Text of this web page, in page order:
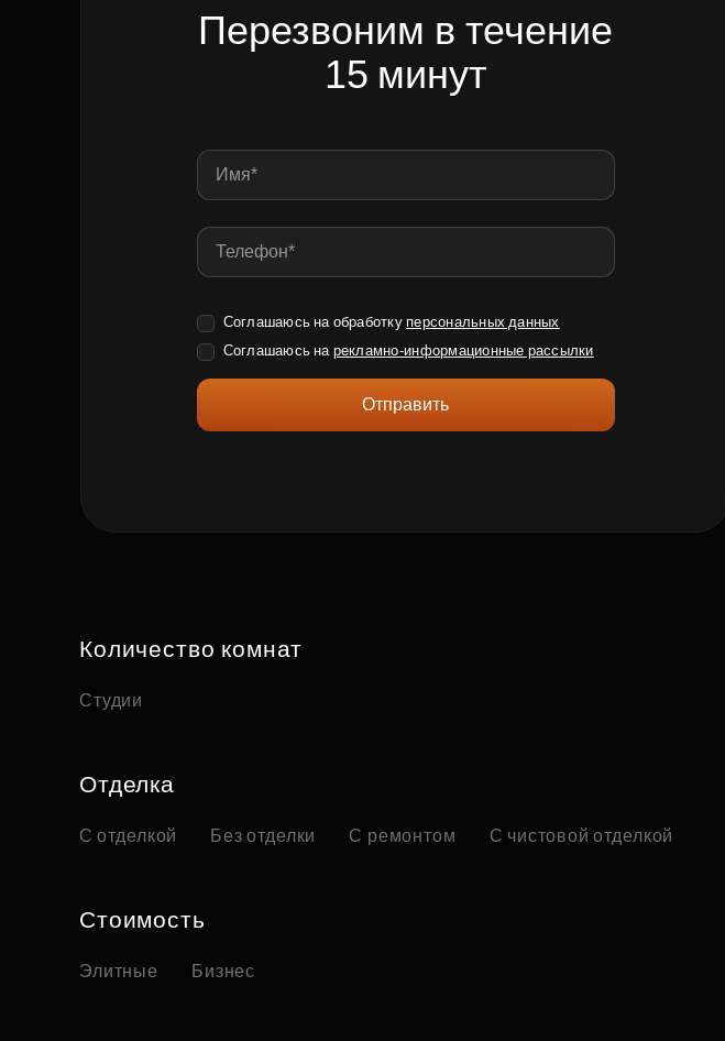
Перезвоним в течение
15 минут
Соглашаюсь на обработку персональных данных
Соглашаюсь на рекламно-информационные рассылки
Отправить
Количество комнат
Студии
Отделка
С отделкой Без отделки С ремонтом С чистовой отделкой
Стоимость
Элитные Бизнес